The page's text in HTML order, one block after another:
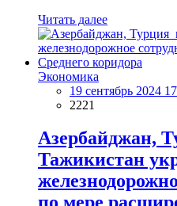
Читать далее
Экономика
19 сентябрь 2024
2221
Азербайджан,
Тажикистан